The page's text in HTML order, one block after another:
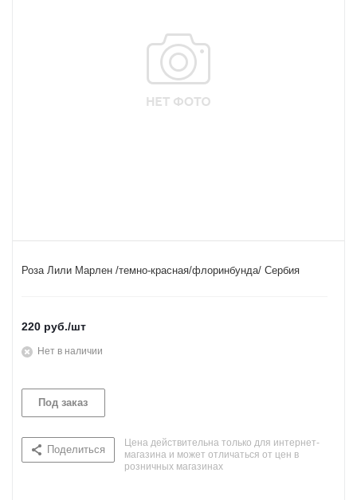
Роза Лили Марлен /темно-красная/флоринбунда/ Сербия
220 руб./шт
Нет в наличии
Под заказ
Поделиться
Цена действительна только для интернет-
магазина и может отличаться от цен в
розничных магазинах